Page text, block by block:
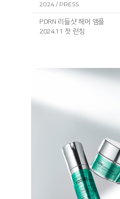
2024 / PRESS
PDRN 리들샷 헤어 앰플
2024.11 첫 런칭
no=292430